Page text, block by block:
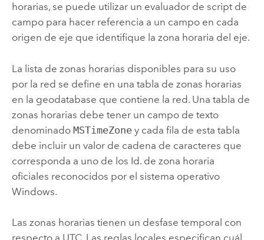
horarias, se puede utilizar un evaluador de script de
campo para hacer referencia a un campo en cada
origen de eje que identifique la zona horaria del eje.
La lista de zonas horarias disponibles para su uso
por la red se define en una tabla de zonas horarias
en la geodatabase que contiene la red. Una tabla de
zonas horarias debe tener un campo de texto
denominado MSTimeZoney cada fila de esta tabla
debe incluir un valor de cadena de caracteres que
corresponda a uno de los Id. de zona horaria
oficiales reconocidos por el sistema operativo
Windows.
Las zonas horarias tienen un desfase temporal con
respecto a UTC. Las reglas locales especifican cuál